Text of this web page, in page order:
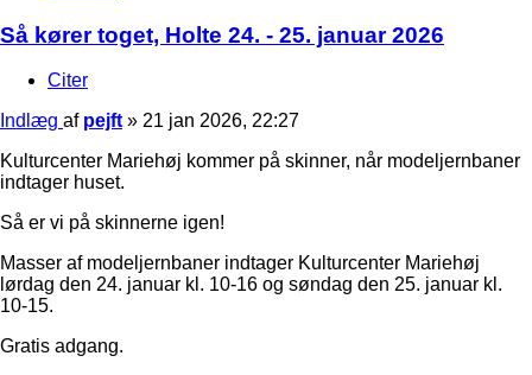
Så kører toget, Holte 24. - 25. januar 2026
Citer
Indlæg af pejft » 21 jan 2026, 22:27
Kulturcenter Mariehøj kommer på skinner, når modeljernbaner
indtager huset.
Så er vi på skinnerne igen!
Masser af modeljernbaner indtager Kulturcenter Mariehøj
lørdag den 24. januar kl. 10-16 og søndag den 25. januar kl.
10-15.
Gratis adgang.